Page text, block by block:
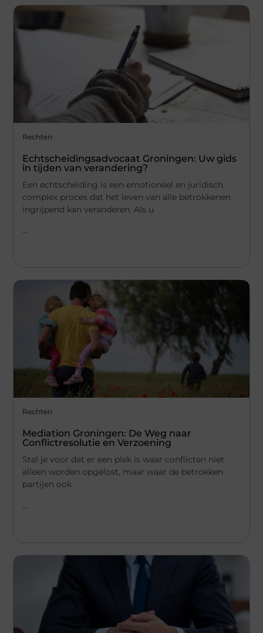
Rechten
Echtscheidingsadvocaat Groningen: Uw gids
in tijden van verandering?
Een echtscheiding is een emotioneel en juridisch
complex proces dat het leven van alle betrokkenen
ingrijpend kan veranderen. Als u
...
Rechten
Mediation Groningen: De Weg naar
Conflictresolutie en Verzoening
Stel je voor dat er een plek is waar conflicten niet
alleen worden opgelost, maar waar de betrokken
partijen ook